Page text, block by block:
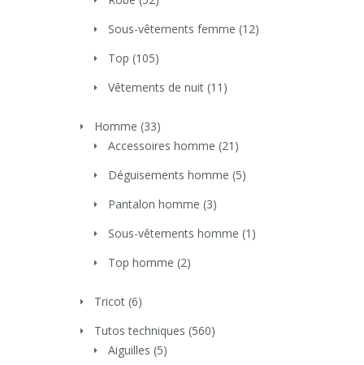
Sous-vêtements femme (12)
Top (105)
Vêtements de nuit (11)
Homme (33)
Accessoires homme (21)
Déguisements homme (5)
Pantalon homme (3)
Sous-vêtements homme (1)
Top homme (2)
Tricot (6)
Tutos techniques (560)
Aiguilles (5)